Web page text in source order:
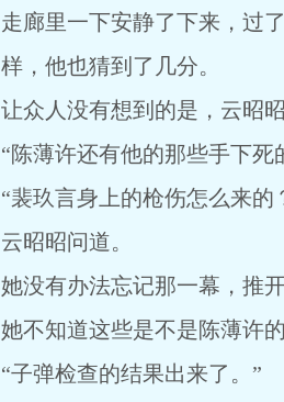
走廊里一下安静了下来，过
样，他也猜到了几分。
让众人没有想到的是，云昭
“陈薄许还有他的那些手下
“裴玖言身上的枪伤怎么来的
云昭昭问道。
她没有办法忘记那一幕，推
她不知道这些是不是陈薄许
“子弹检查的结果出来了。”